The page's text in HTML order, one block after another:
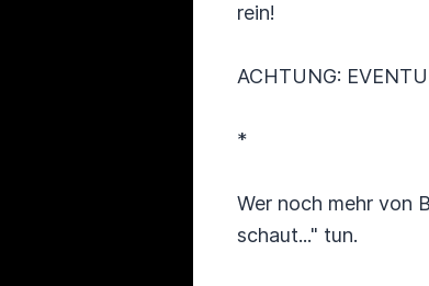
rein!
ACHTUNG:
*
Wer noch mehr von
schaut..." tun.